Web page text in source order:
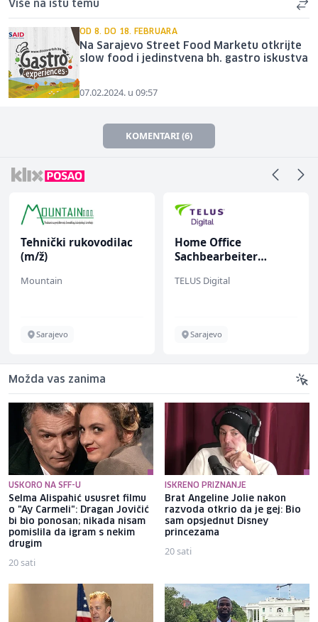
Više na istu temu
OD 8. DO 18. FEBRUARA
Na Sarajevo Street Food Marketu otkrijte
slow food i jedinstvena bh. gastro iskustva
07.02.2024. u 09:57
KOMENTARI (6)
Tehnički rukovodilac
(m/ž)
Mountain
Sarajevo
Home Office
Sachbearbeiter
bekannten deutschen
TELUS Digital
Sarajevo
Možda vas zanima
USKORO NA SFF-U
Selma Alispahić ususret filmu
o "Ay Carmeli": Dragan Jovičić
bi bio ponosan; nikada nisam
pomislila da igram s nekim
drugim
20 sati
ISKRENO PRIZNANJE
Brat Angeline Jolie nakon
razvoda otkrio da je gej: Bio
sam opsjednut Disney
princezama
20 sati